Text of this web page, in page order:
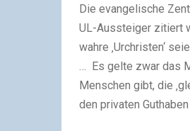
Die evan­ge­li­sche
UL-Aussteiger zitiert
wahre ‚Urchristen‘
… Es gelte zwar das
Menschen gibt, die
den pri­va­ten